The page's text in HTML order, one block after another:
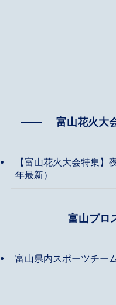
富山花火大
【富山花火大会特集】
年最新）
富山プロ
富山県内スポーツチー